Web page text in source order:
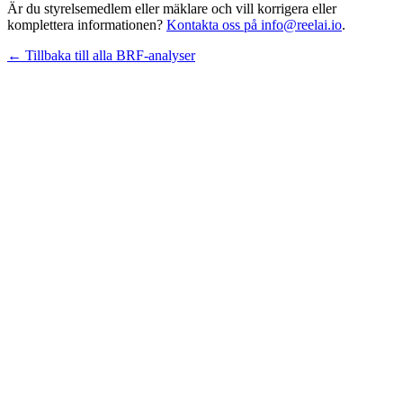
Är du styrelsemedlem eller mäklare och vill korrigera eller
komplettera informationen? Kontakta oss på info@reelai.io.
← Tillbaka till alla BRF-analyser